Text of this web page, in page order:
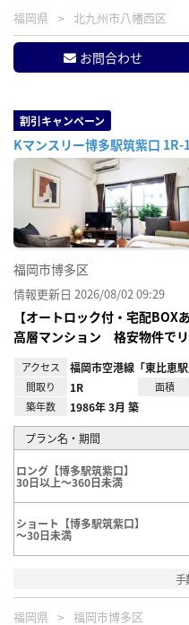
福岡県 北九州市八幡西区
お問合わせ
割引キャンペーン
Kマンスリー博多駅筑紫口
福岡市博多区
情報更新日 2026/08/02 09:29
【オートロック付・宅配
高層マンション 格安物件で
アクセス 福岡市空港線「東比恵
間取り 1R 面積
築年数 1986年 3月 築
プラン名・期間
ロング【博多駅筑紫口】
30日以上～360日未満
ショート【博多駅筑紫口】
～30日未満
手
福岡県 福岡市博多区